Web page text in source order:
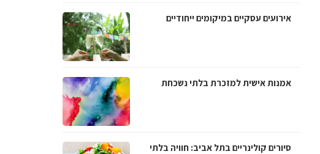
אירועים עסקיים במיקומים ייחודיים
אמנות אישית למזכרת בלתי נשכחת
סיורים קולינריים בתל אביב: חוויה בלתי